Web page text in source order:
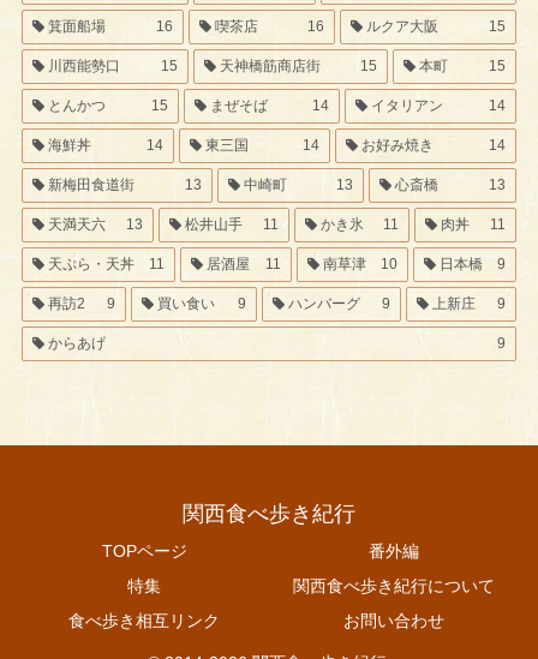
箕面船場 16 喫茶店 16 ルクア大阪 15
川西能勢口 15 天神橋筋商店街 15 本町 15
とんかつ 15 まぜそば 14 イタリアン 14
海鮮丼 14 東三国 14 お好み焼き 14
新梅田食道街 13 中崎町 13 心斎橋 13
天満天六 13 松井山手 11 かき氷 11 肉丼 11
天ぷら・天丼 11 居酒屋 11 南草津 10 日本橋 9
再訪2 9 買い食い 9 ハンバーグ 9 上新庄 9
からあげ 9
関西食べ歩き紀行
TOPページ
番外編
特集
関西食べ歩き紀行について
食べ歩き相互リンク
お問い合わせ